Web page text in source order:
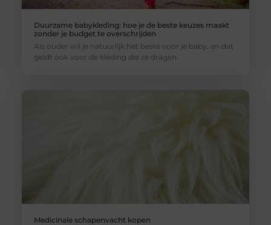
Duurzame babykleding: hoe je de beste keuzes maakt
zonder je budget te overschrijden
Als ouder wil je natuurlijk het beste voor je baby, en dat
geldt ook voor de kleding die ze dragen.
Medicinale schapenvacht kopen